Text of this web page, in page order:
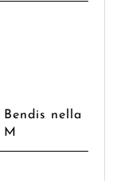
nella
M